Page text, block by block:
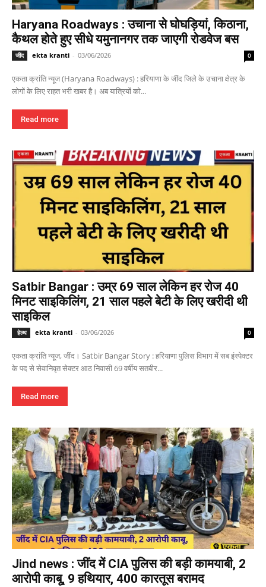
Haryana Roadways : उचाना से घोघड़ियां, किठाना,
कैथल होते हुए सीधे यमुनानगर तक जाएगी रोडवेज बस
जींद ekta kranti - 03/06/2026 0
एकता क्रांति न्यूज (Haryana Roadways) : हरियाणा के जींद जिले के उचाना क्षेत्र के
लोगों के लिए राहत भरी खबर है। अब यात्रियों को...
Read more
Satbir Bangar : उम्र 69 साल लेकिन हर रोज 40
मिनट साइकिलिंग, 21 साल पहले बेटी के लिए खरीदी थी
साइकिल
हेल्थ ekta kranti - 03/06/2026 0
एकता क्रांति न्यूज, जींद। Satbir Bangar Story : हरियाणा पुलिस विभाग में सब इंस्पेक्टर
के पद से सेवानिवृत सेक्टर आठ निवासी 69 वर्षीय सतबीर...
Read more
Jind news : जींद में CIA पुलिस की बड़ी कामयाबी, 2
आरोपी काबू, 9 हथियार, 400 कारतूस बरामद